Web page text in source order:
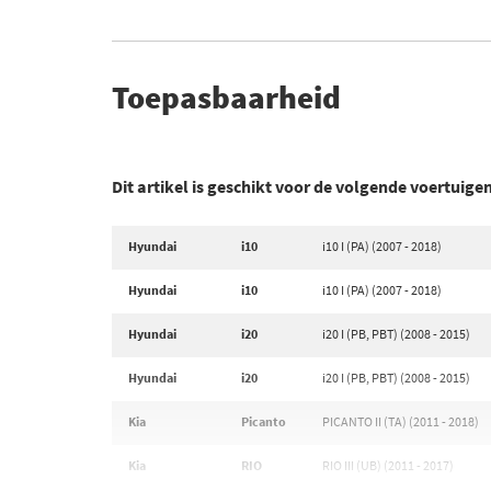
Toepasbaarheid
Dit artikel is geschikt voor de volgende
Hyundai i10 i10 I (PA) (2007 - 2018)
Hyundai i10 i10 I (PA) (2007 - 2018)
Hyundai i20 i20 I (PB, PBT) (2008 - 2015)
Hyundai i20 i20 I (PB, PBT) (2008 - 2015)
Kia Picanto PICANTO II (TA) (2011 - 2018)
Kia RIO RIO III (UB) (2011 - 2017)